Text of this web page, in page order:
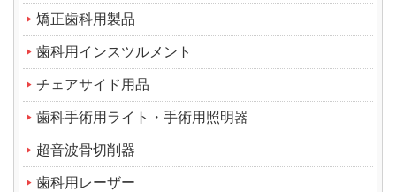
矯正歯科用製品
歯科用インスツルメント
チェアサイド用品
歯科手術用ライト・手術用照明器
超音波骨切削器
歯科用レーザー